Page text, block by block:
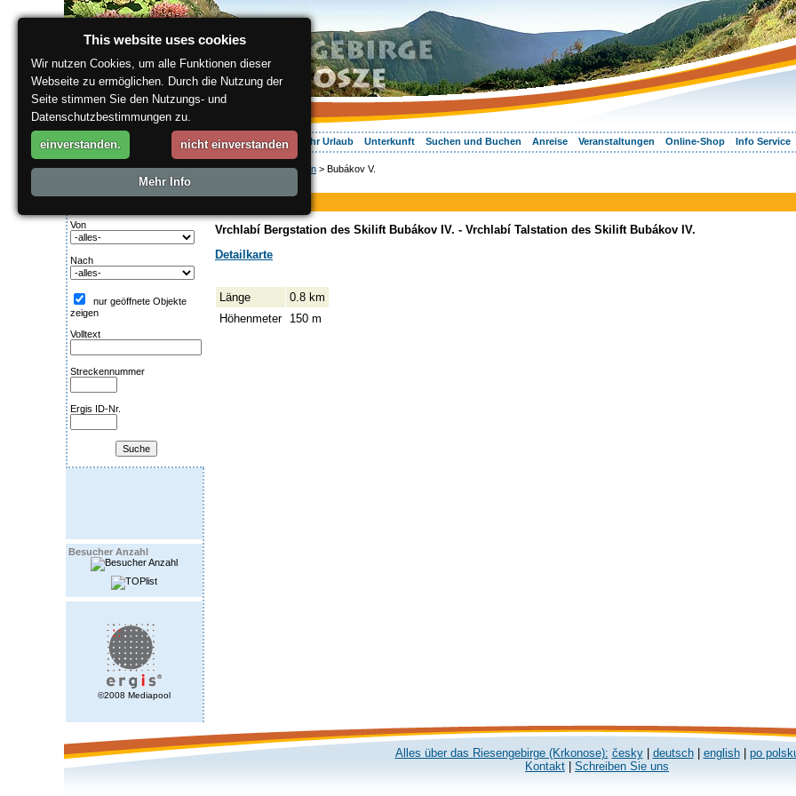
Über die Region Aktiv Erleben Entspannung Ihr Urlaub Unterkunft Suchen und Buchen Anreise Veranstaltungen Online-Shop Info Service
Von
Nach
nur geöffnete Objekte
zeigen
Volltext
Streckennummer
Ergis ID-Nr.
Besucher Anzahl
©2008 Mediapool
ergis.cz>Aktiv Erleben > Bubákov V.
Bubákov V.
Vrchlabí Bergstation des Skilift Bubákov IV. - Vrchlabí Talstation des Skilift Bubákov IV.
Detailkarte
Länge
0.8 km
Höhenmeter
150 m
Alles über das Riesengebirge (Krkonose): česky| deutsch| english| po
Kontakt
Schreiben Sie uns
This website uses cookies
Wir nutzen Cookies, um alle Funktionen dieser
Webseite zu ermöglichen. Durch die Nutzung der
Seite stimmen Sie den Nutzungs- und
Datenschutzbestimmungen zu.
einverstanden. nicht einverstanden
Mehr Info